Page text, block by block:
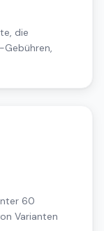
die
60
Varianten